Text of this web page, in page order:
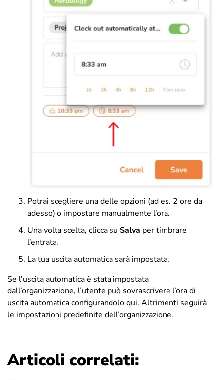
Potrai scegliere una delle opzioni (ad es. 2 ore da
adesso) o impostare manualmente l’ora.
Una volta scelta, clicca su Salva per timbrare
l’entrata.
La tua uscita automatica sarà impostata.
Se l’uscita automatica è stata impostata
dall’organizzazione, l’utente può sovrascrivere l’ora di
uscita automatica configurandolo qui. Altrimenti seguirà
le impostazioni predefinite dell’organizzazione.
Articoli correlati: